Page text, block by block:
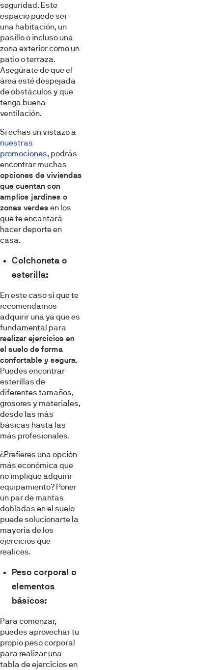
seguridad. Este
espacio puede ser
una habitación, un
pasillo o incluso una
zona exterior como un
patio o terraza.
Asegúrate de que el
área esté despejada
de obstáculos y que
tenga buena
ventilación.
Si echas un vistazo a
nuestras
promociones, podrás
encontrar muchas
opciones de viviendas
que cuentan con
amplios jardines o
zonas verdes en los
que te encantará
hacer deporte en
casa.
Colchoneta o
esterilla:
En este caso sí que te
recomendamos
adquirir una ya que es
fundamental para
realizar ejercicios en
el suelo de forma
confortable y segura.
Puedes encontrar
esterillas de
diferentes tamaños,
grosores y materiales,
desde las más
básicas hasta las
más profesionales.
¿Prefieres una opción
más económica que
no implique adquirir
equipamiento? Poner
un par de mantas
dobladas en el suelo
puede solucionarte la
mayoría de los
ejercicios que
realices.
Peso corporal o
elementos
básicos:
Para comenzar,
puedes aprovechar tu
propio peso corporal
para realizar una
tabla de ejercicios en